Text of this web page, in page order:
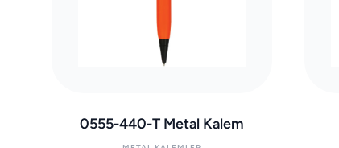
0555-440-T Metal Kalem